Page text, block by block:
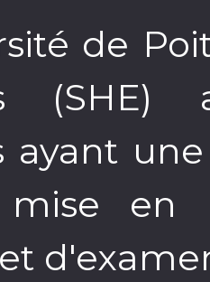
de
(SHE)
ayant
en